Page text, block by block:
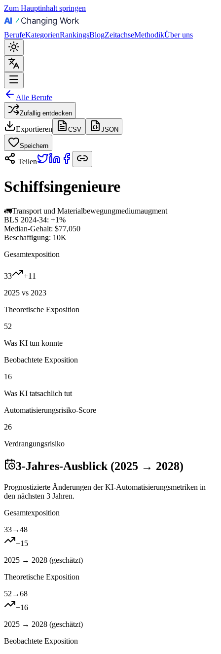
Zum Hauptinhalt springen
BerufeKategorienRankingsBlogZeitachseMethodikÜber uns
Alle Berufe
Zufallig entdecken
Exportieren CSV JSON
Speichern
Teilen
Schiffsingenieure
🚛Transport und Materialbewegungmediumaugment
BLS 2024-34: +1%
Median-Gehalt: $77,050
Beschaftigung: 10K
Gesamtexposition
33 +11
2025 vs 2023
Theoretische Exposition
52
Was KI tun konnte
Beobachtete Exposition
16
Was KI tatsachlich tut
Automatisierungsrisiko-Score
26
Verdrangungsrisiko
3-Jahres-Ausblick (2025 → 2028)
Prognostizierte Änderungen der KI-Automatisierungsmetriken in
den nächsten 3 Jahren.
Gesamtexposition
33→48
+15
2025 → 2028 (geschätzt)
Theoretische Exposition
52 →68
+16
2025 → 2028 (geschätzt)
Beobachtete Exposition